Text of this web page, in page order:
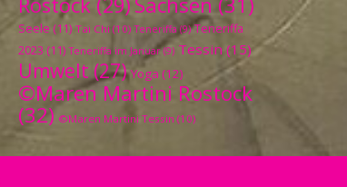
Seele (11) Tai Chi (10) Teneriffa (9) Teneriffa
2023 (11) Teneriffa im Januar(9) Tessin (15)
Umwelt (27) Yoga (12)
©Maren Martini Rostock
(32) ©Maren Martini Tessin (10)